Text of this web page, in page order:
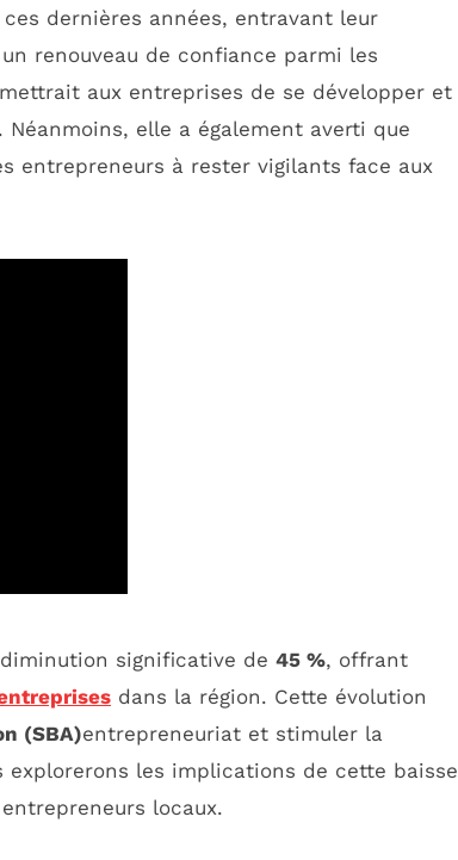
dernières années, entravant leur
renouveau de confiance parmi les
aux entreprises de se développer et
. Néanmoins, elle a également averti que
entrepreneurs à rester vigilants face aux
significative de 45 %, offrant
dans la région. Cette évolution
(SBA)entrepreneuriat et stimuler la
les implications de cette baisse
locaux.